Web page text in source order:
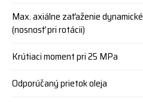
Max. axiálne zaťaženie dynamické
(nosnosť pri rotácii)
Krútiaci moment pri 25 MPa
Odporúčaný prietok oleja